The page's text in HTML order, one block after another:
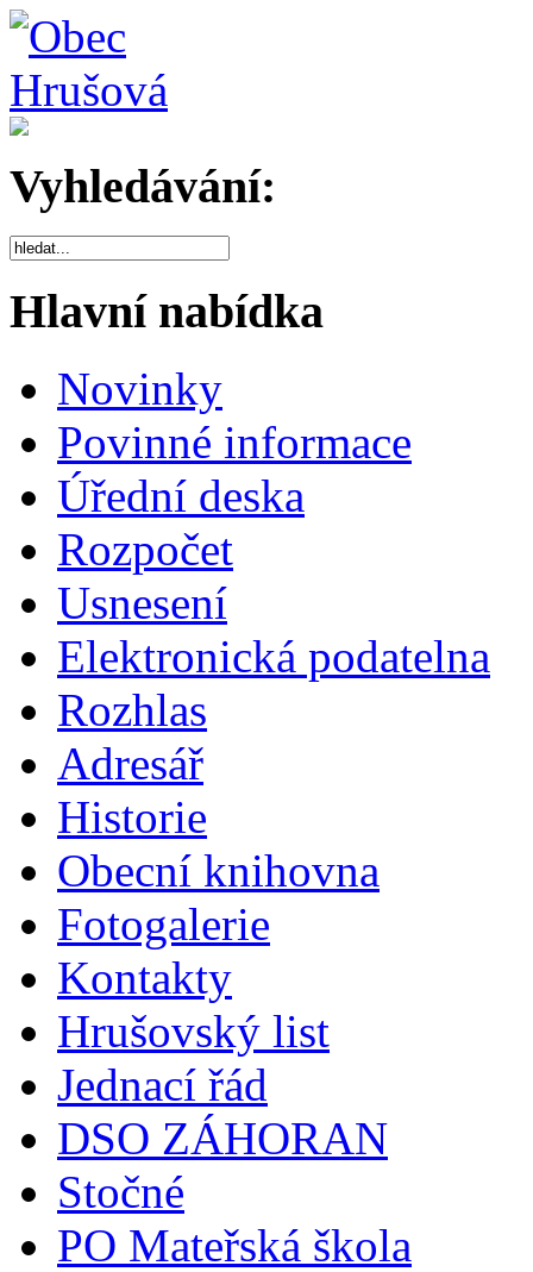
Vyhledávání:
Hlavní nabídka
Novinky
Povinné informace
Úřední deska
Rozpočet
Usnesení
Elektronická podatelna
Rozhlas
Adresář
Historie
Obecní knihovna
Fotogalerie
Kontakty
Hrušovský list
Jednací řád
DSO ZÁHORAN
Stočné
PO Mateřská škola